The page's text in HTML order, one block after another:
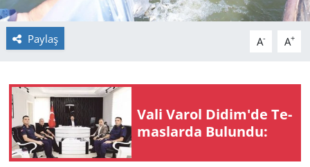
Paylaş A- A+
Vali Varol Didim'de Te­
mas­lar­da Bu­lun­du:
KÜLTÜR SANAT
POLİTİKA
RESMİ İLANLAR